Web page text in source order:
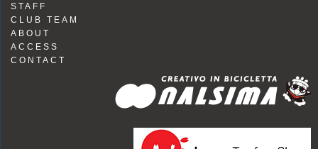
STAFF
CLUB TEAM
ABOUT
ACCESS
CONTACT